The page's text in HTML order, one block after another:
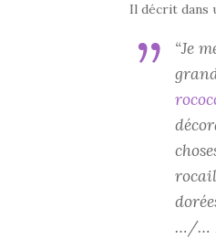
Il décrit dans
“Je
…/…